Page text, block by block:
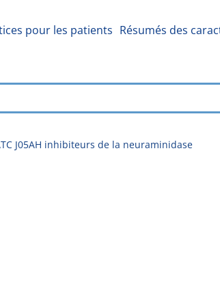
pour les patients Résumés des
J05AH inhibiteurs de la neuraminidase